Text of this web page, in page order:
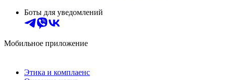
Боты для уведомлений
Мобильное приложение
Этика и комплаенс